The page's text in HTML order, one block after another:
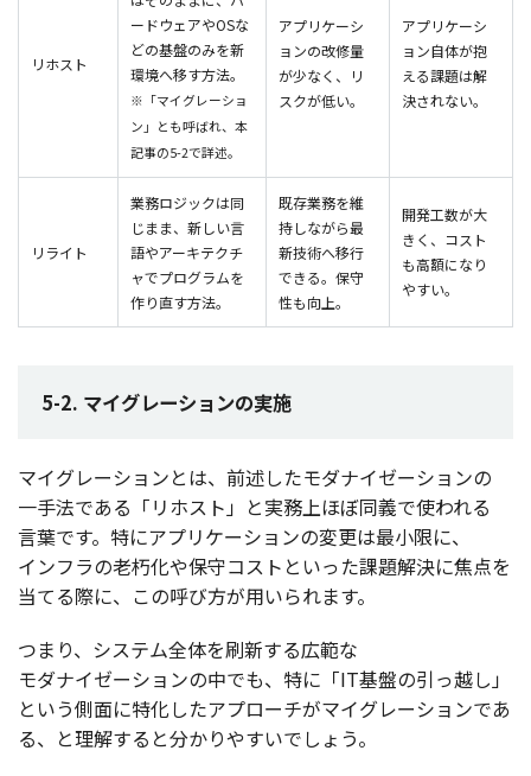
リホスト
ードウェアやOSな
どの基盤のみを新
環境へ移す方法。
※「マイグレーショ
ン」とも呼ばれ、本
記事の5-2で詳述。
アプリケーシ
ョンの改修量
が少なく、リ
スクが低い。
アプリケーシ
ョン自体が抱
える課題は解
決されない。
リライト
業務ロジックは同
じまま、新しい言
語やアーキテクチ
ャでプログラムを
作り直す方法。
既存業務を維
持しながら最
新技術へ移行
できる。保守
性も向上。
開発工数が大
きく、コスト
も高額になり
やすい。
5-2. マイグレーションの実施
マイグレーションとは、 前述したモダナイゼーションの
一手法である「リホスト」と実務上ほぼ同義で使われる
言葉です。特にアプリケーションの変更は最小限に、
インフラの老朽化や保守コスト といった課題解決に焦点を
当てる際に、この呼び方が用いられます。
つまり、 システム全体を刷新する広範な
モダナイゼーションの中でも、特に「IT基盤の引っ越し」
という側面に特化したアプローチがマイグレーションであ
る、と理解すると分かりやすいでしょう。